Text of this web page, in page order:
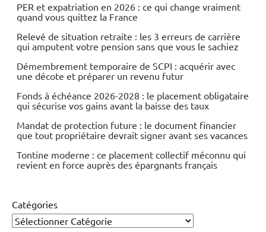
PER et expatriation en 2026 : ce qui change vraiment
quand vous quittez la France
Relevé de situation retraite : les 3 erreurs de carrière
qui amputent votre pension sans que vous le sachiez
Démembrement temporaire de SCPI : acquérir avec
une décote et préparer un revenu futur
Fonds à échéance 2026-2028 : le placement obligataire
qui sécurise vos gains avant la baisse des taux
Mandat de protection future : le document financier
que tout propriétaire devrait signer avant ses vacances
Tontine moderne : ce placement collectif méconnu qui
revient en force auprès des épargnants français
Catégories